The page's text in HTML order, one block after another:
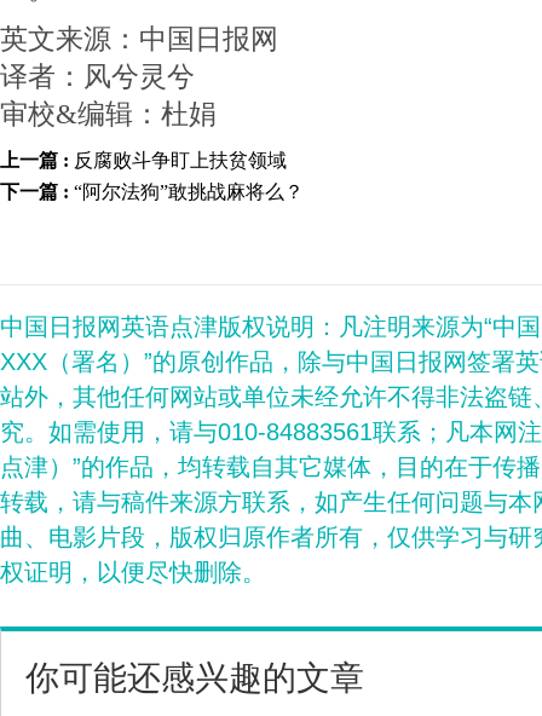
英文来源：中国日报网
译者：风兮灵兮
审校&编辑：杜娟
上一篇 : 反腐败斗争盯上扶贫领域
下一篇 : “阿尔法狗”敢挑战麻将么？
中国日报网英语点津版权说明：凡注明来源为“中
XXX（署名）”的原创作品，除与中国日报网签署
站外，其他任何网站或单位未经允许不得非法盗
究。如需使用，请与010-84883561联系；凡本网
点津）”的作品，均转载自其它媒体，目的在于传
转载，请与稿件来源方联系，如产生任何问题与
曲、电影片段，版权归原作者所有，仅供学习与
权证明，以便尽快删除。
你可能还感兴趣的文章